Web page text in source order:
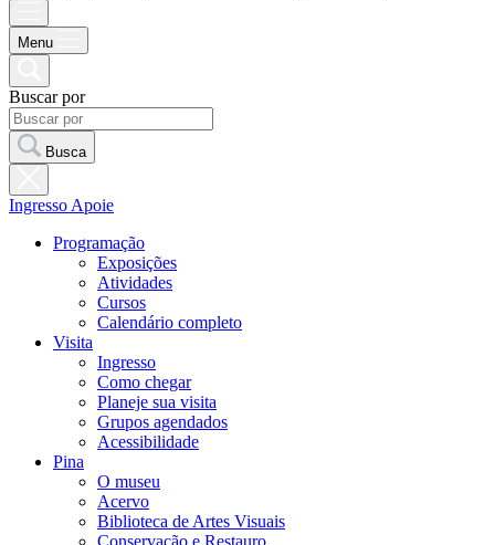
Menu
Buscar por
Busca
Ingresso Apoie
Programação
Exposições
Atividades
Cursos
Calendário completo
Visita
Ingresso
Como chegar
Planeje sua visita
Grupos agendados
Acessibilidade
Pina
O museu
Acervo
Biblioteca de Artes Visuais
Conservação e Restauro